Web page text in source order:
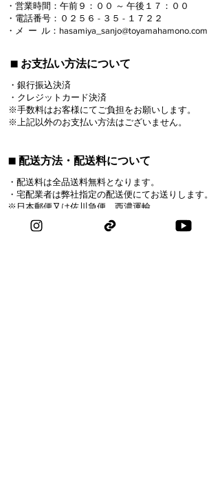
・営業時間：午前９：００ ～ 午後１７：００
・電話番号：０２５６ - ３５ - １７２２
​・メ ー ル： hasamiya_sanjo@toyamahamono.com
​■ お支払い方法について
・銀行振込決済
・クレジットカード決済
※手数料はお客様にてご負担をお願いします。​
​※上記以外のお支払い方法はございません。
■ 配送方法・配送料について
・配送料は全品送料無料となります。
・宅配業者は弊社指定の配送便にてお送りします。
※日本郵便又は佐川急便、西濃運輸
​・ご注文日から最大４日以内には出荷いたします。
※年末年始・休祭日を除く